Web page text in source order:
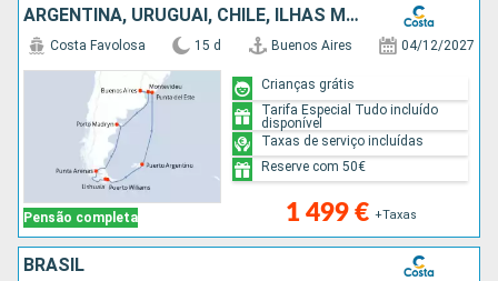
ARGENTINA, URUGUAI, CHILE, ILHAS MALVINAS
Pensão completa
Costa Favolosa 15 d Buenos Aires 04/12/2027
1 499 € +Taxas
Crianças grátis
Tarifa Especial Tudo incluído
disponível
Taxas de serviço incluídas
Reserve com 50€
BRASIL